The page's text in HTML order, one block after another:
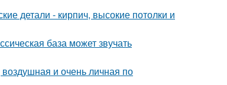
детали - кирпич, высокие потолки и
база может звучать
и очень личная по